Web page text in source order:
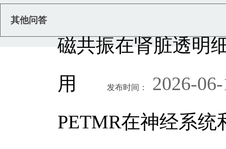
其他问答
磁共振在肾脏透明
用
发布时间：
2026-
PETMR在神经系